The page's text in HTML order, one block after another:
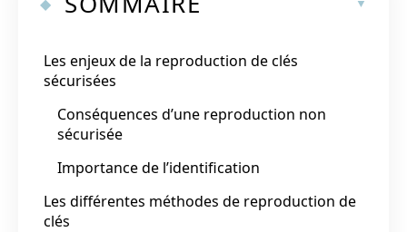
Les enjeux de la reproduction de clés
sécurisées
Conséquences d’une reproduction non
sécurisée
Importance de l’identification
Les différentes méthodes de reproduction de
clés